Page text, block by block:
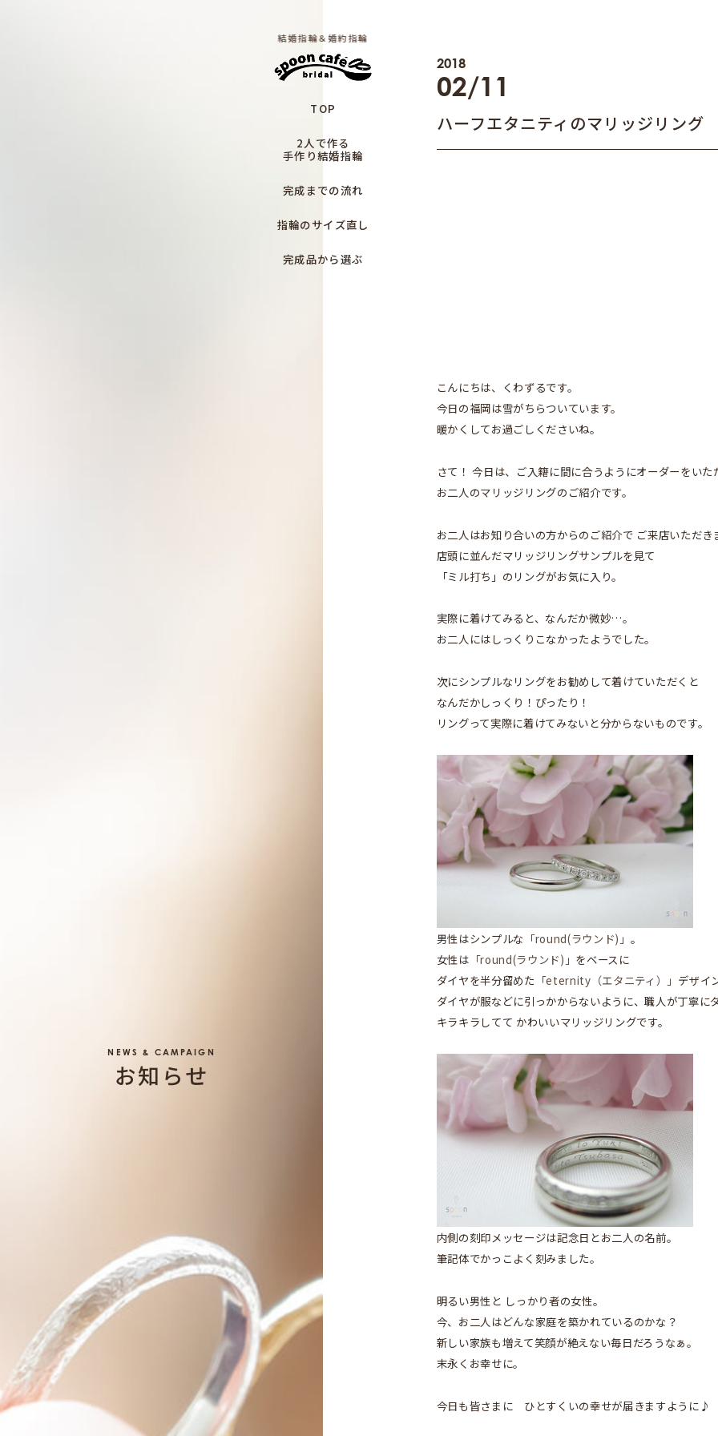
結婚指輪＆婚約指輪
TOP
2人で作る
手作り結婚指輪
完成までの流れ
指輪のサイズ直し
完成品から選ぶ
NEWS & CAMPAIGN
お知らせ
ハーフエタニティのマリッジリング
2018
02/11
こんにちは、くわずるです。
今日の福岡は雪がちらついています。
暖かくしてお過ごしくださいね。
さて！ 今日は、ご入籍に間に合うようにオーダーをいた
お二人のマリッジリングのご紹介です。
お二人はお知り合いの方からのご紹介で ご来店いただき
店頭に並んだマリッジリングサンプルを見て
「ミル打ち」のリングがお気に入り。
実際に着けてみると、なんだか微妙…。
お二人にはしっくりこなかったようでした。
次にシンプルなリングをお勧めして着けていただくと
なんだかしっくり！ぴったり！
リングって実際に着けてみないと分からないものです。
男性はシンプルな 「round(ラウンド)」 。
女性は 「round(ラウンド)」 をベースに
ダイヤを半分留めた 「eternity（エタニティ）」 デザイ
ダイヤが服などに引っかからないように、職人が丁寧に
キラキラしてて かわいいマリッジリングです。
内側の刻印メッセージは記念日とお二人の名前。
筆記体でかっこよく刻みました。
明るい男性と しっかり者の女性。
今、お二人はどんな家庭を築かれているのかな？
新しい家族も増えて笑顔が絶えない毎日だろうなぁ。
末永くお幸せに。
今日も皆さまに ひとすくいの幸せが届きますように♪